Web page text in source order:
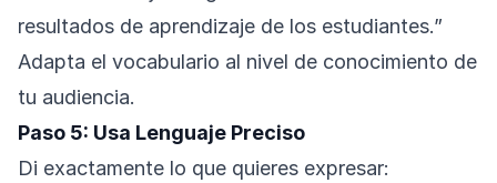
resultados de aprendizaje de los estudiantes.”
Adapta el vocabulario al nivel de conocimiento de
tu audiencia.
Paso 5: Usa Lenguaje Preciso
Di exactamente lo que quieres expresar: